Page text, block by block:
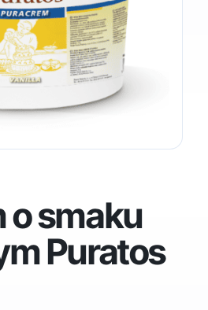
o smaku
Puratos